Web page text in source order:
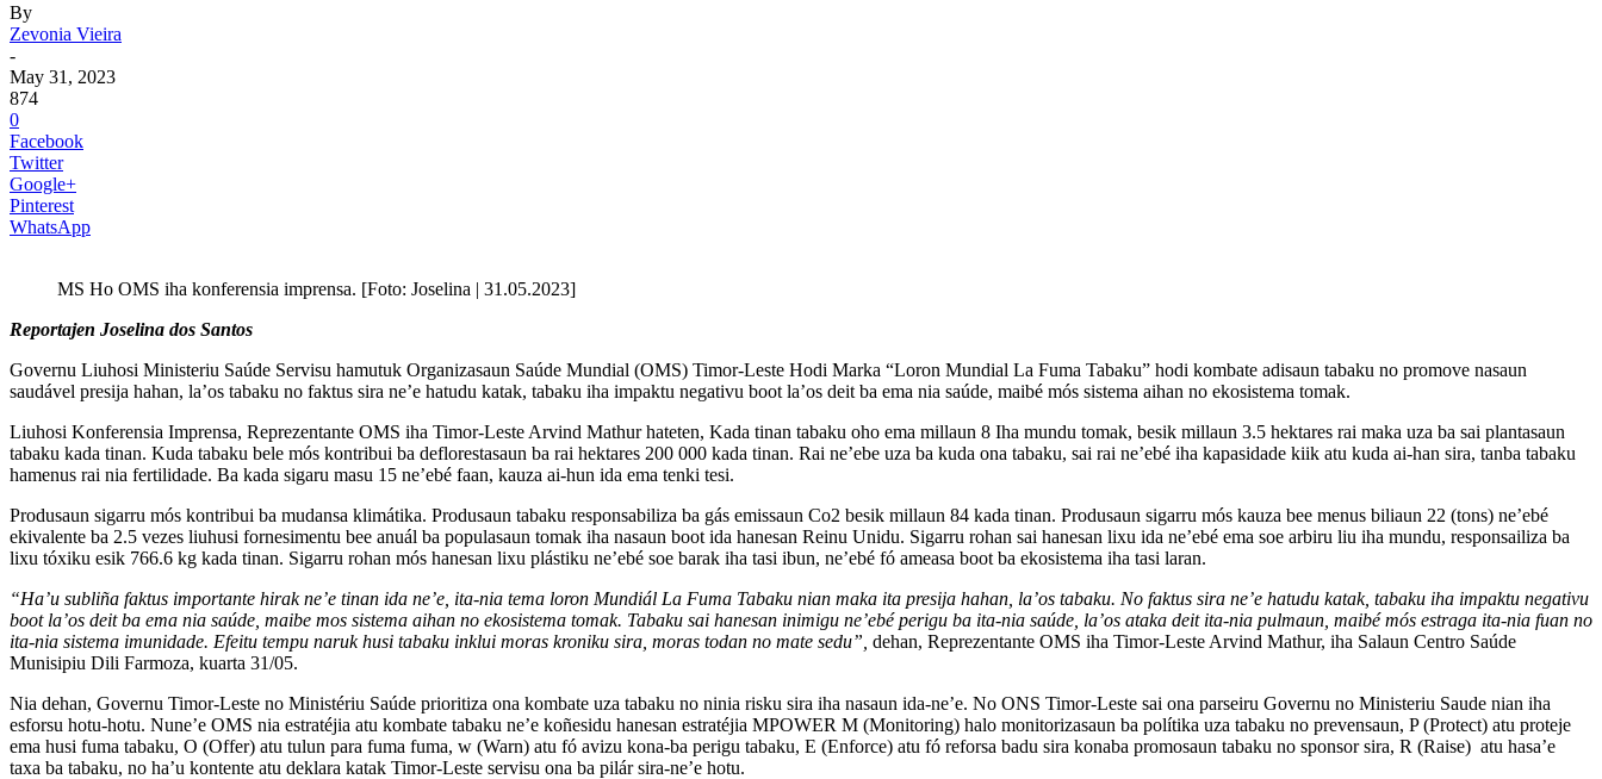
By
Zevonia Vieira
-
May 31, 2023
874
0
Facebook
Twitter
Google+
Pinterest
WhatsApp
MS Ho OMS iha konferensia imprensa. [Foto: Joselina | 31.05.2023]
Reportajen Joselina dos Santos
Governu Liuhosi Ministeriu Saúde Servisu hamutuk Organizasaun Saúde Mundial (OMS) Timor-Leste Hodi Marka “Loron Mundial La Fuma Tabaku” hodi kombate adisaun tabaku no promove nasaun
saudável presija hahan, la’os tabaku no faktus sira ne’e hatudu katak, tabaku iha impaktu negativu boot la’os deit ba ema nia saúde, maibé mós sistema aihan no ekosistema tomak.
Liuhosi Konferensia Imprensa, Reprezentante OMS iha Timor-Leste Arvind Mathur hateten, Kada tinan tabaku oho ema millaun 8 Iha mundu tomak, besik millaun 3.5 hektares rai maka uza ba sai plantasaun
tabaku kada tinan. Kuda tabaku bele mós kontribui ba deflorestasaun ba rai hektares 200 000 kada tinan. Rai ne’ebe uza ba kuda ona tabaku, sai rai ne’ebé iha kapasidade kiik atu kuda ai-han sira, tanba tabaku
hamenus rai nia fertilidade. Ba kada sigaru masu 15 ne’ebé faan, kauza ai-hun ida ema tenki tesi.
Produsaun sigarru mós kontribui ba mudansa klimátika. Produsaun tabaku responsabiliza ba gás emissaun Co2 besik millaun 84 kada tinan. Produsaun sigarru mós kauza bee menus biliaun 22 (tons) ne’ebé
ekivalente ba 2.5 vezes liuhusi fornesimentu bee anuál ba populasaun tomak iha nasaun boot ida hanesan Reinu Unidu. Sigarru rohan sai hanesan lixu ida ne’ebé ema soe arbiru liu iha mundu, responsailiza ba
lixu tóxiku esik 766.6 kg kada tinan. Sigarru rohan mós hanesan lixu plástiku ne’ebé soe barak iha tasi ibun, ne’ebé fó ameasa boot ba ekosistema iha tasi laran.
“Ha’u subliña faktus importante hirak ne’e tinan ida ne’e, ita-nia tema loron Mundiál La Fuma Tabaku nian maka ita presija hahan, la’os tabaku. No faktus sira ne’e hatudu katak, tabaku iha impaktu negativu
boot la’os deit ba ema nia saúde, maibe mos sistema aihan no ekosistema tomak. Tabaku sai hanesan inimigu ne’ebé perigu ba ita-nia saúde, la’os ataka deit ita-nia pulmaun, maibé mós estraga ita-nia fuan no
ita-nia sistema imunidade. Efeitu tempu naruk husi tabaku inklui moras kroniku sira, moras todan no mate sedu”, dehan, Reprezentante OMS iha Timor-Leste Arvind Mathur, iha Salaun Centro Saúde
Munisipiu Dili Farmoza, kuarta 31/05.
Nia dehan, Governu Timor-Leste no Ministériu Saúde prioritiza ona kombate uza tabaku no ninia risku sira iha nasaun ida-ne’e. No ONS Timor-Leste sai ona parseiru Governu no Ministeriu Saude nian iha
esforsu hotu-hotu. Nune’e OMS nia estratéjia atu kombate tabaku ne’e koñesidu hanesan estratéjia MPOWER M (Monitoring) halo monitorizasaun ba polítika uza tabaku no prevensaun, P (Protect) atu proteje
ema husi fuma tabaku, O (Offer) atu tulun para fuma fuma, w (Warn) atu fó avizu kona-ba perigu tabaku, E (Enforce) atu fó reforsa badu sira konaba promosaun tabaku no sponsor sira, R (Raise) atu hasa’e
taxa ba tabaku, no ha’u kontente atu deklara katak Timor-Leste servisu ona ba pilár sira-ne’e hotu.